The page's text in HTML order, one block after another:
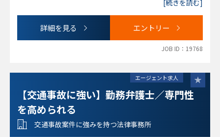
[続きを読む]
詳細を見る エントリー
JOB ID：19768
エージェント求人
【交通事故に強い】勤務弁護士／専門性
を高められる
交通事故案件に強みを持つ法律事務所